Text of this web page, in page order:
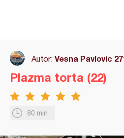
Autor: Vesna Pavlovic
80 min
Plazma torta (22)